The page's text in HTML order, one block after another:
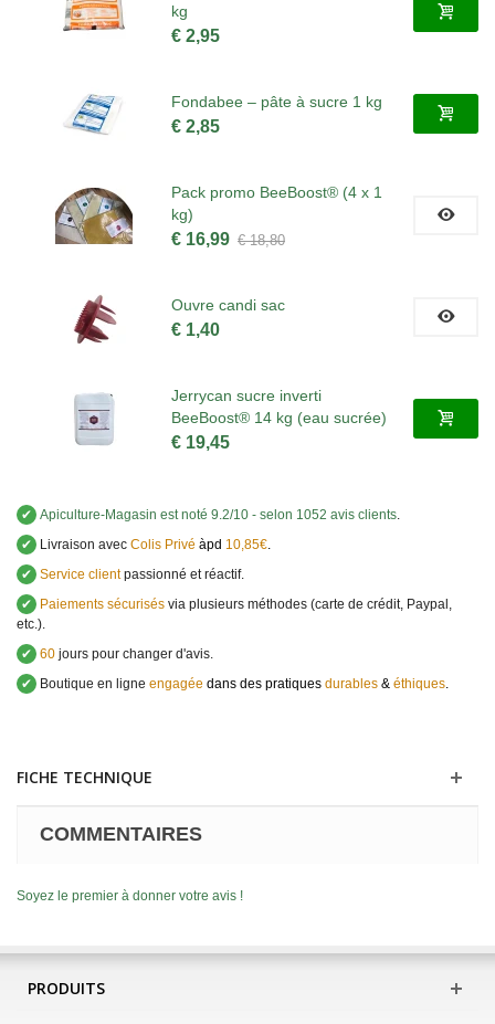
kg
€ 2,95
Fondabee – pâte à sucre 1 kg
€ 2,85
Pack promo BeeBoost® (4 x 1
kg)
€ 16,99 € 18,80
Ouvre candi sac
€ 1,40
Jerrycan sucre inverti
BeeBoost® 14 kg (eau sucrée)
€ 19,45
✔ Apiculture-Magasin est noté 9.2/10 - selon 1052 avis clients.
✔
Livraison avec Colis Privé àpd 10,85€.
✔ Service clientpassionné et réactif.
✔
Paiements sécurisés via plusieurs méthodes (carte de crédit, Paypal,
etc.).
✔ 60 jours pour changer d'avis.
✔
Boutique en ligne engagée dans des pratiques durables & éthiques.
FICHE TECHNIQUE
COMMENTAIRES
Soyez le premier à donner votre avis !
PRODUITS